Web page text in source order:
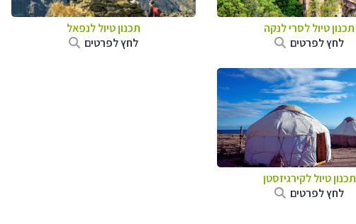
תכנון טיוללסרי לנקה
לחץ לפרטים
תכנון טיול לנפאל
לחץ לפרטים
תכנון טיוללקירגיזסטן
לחץ לפרטים